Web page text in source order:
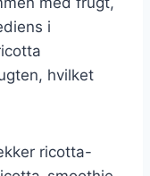
i
hvilket
ricotta-